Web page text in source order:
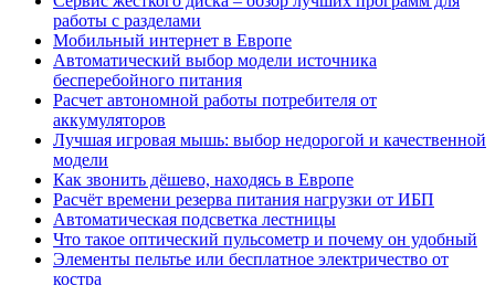
работы с разделами
Мобильный интернет в Европе
Автоматический выбор модели источника
бесперебойного питания
Расчет автономной работы потребителя от
аккумуляторов
Лучшая игровая мышь: выбор недорогой и качественной
модели
Как звонить дёшево, находясь в Европе
Расчёт времени резерва питания нагрузки от ИБП
Автоматическая подсветка лестницы
Что такое оптический пульсометр и почему он удобный
Элементы пельтье или бесплатное электричество от
костра